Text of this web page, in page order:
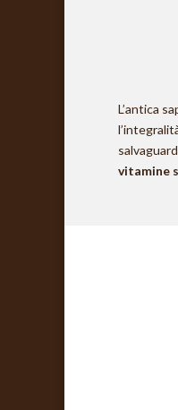
L’antica
vitamine